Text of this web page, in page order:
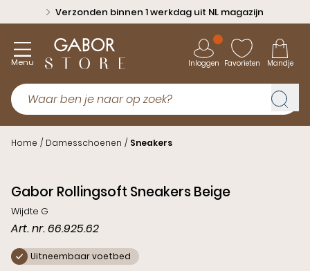
Verzonden binnen 1 werkdag uit NL magazijn
Menu Inloggen Favorieten Mandje
Home / Damesschoenen / Sneakers
Gabor Rollingsoft Sneakers Beige
Wijdte G
Art. nr. 66.925.62
Uitneembaar voetbed